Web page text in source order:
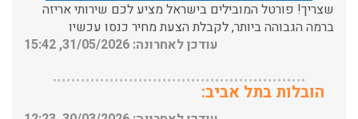
הובלות בתל אביב:
עודכן לאחרונה: 30/03/2026, 12:23